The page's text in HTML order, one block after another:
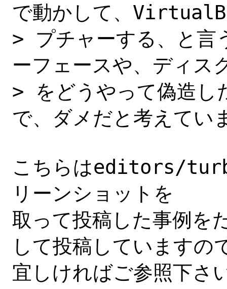
で動かして、
> プチャーする、と言
ーフェースや、ディス
> をどうやって偽造し
で、ダメだと考えてい
こちらはeditors/
リーンショットを
取って投稿した事例を
して投稿していますの
宜しければご参照下さ